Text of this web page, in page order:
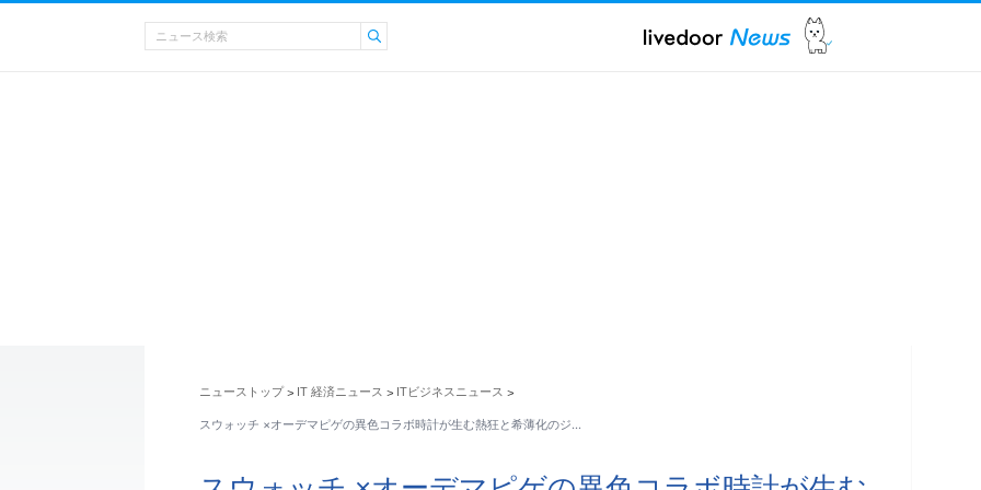
ニューストップ > IT 経済ニュース > ITビジネスニュース >
スウォッチ ×オーデマピゲの異色コラボ時計が生む熱狂と希薄化のジ…